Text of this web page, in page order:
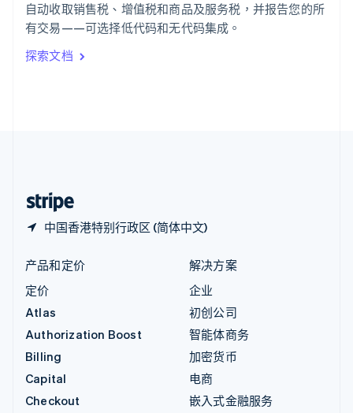
自动收取销售税、增值税和商品及服务税，并报告您的所
有交易——可选择低代码和无代码集成。
探索文档
中国香港特别行政区 (简体中文)
意大利
ItalianoEnglish
印度
English
产品和定价
定价
Atlas
Authorization Boost
Billing
Capital
Checkout
解决方案
企业
初创公司
智能体商务
加密货币
电商
嵌入式金融服务